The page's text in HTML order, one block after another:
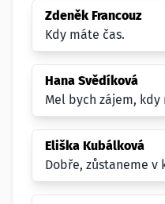
Zdeněk Francouz
Kdy máte čas.
Hana Svědíková
Mel bych zájem,
Eliška Kubálková
Dobře, zůstaneme v